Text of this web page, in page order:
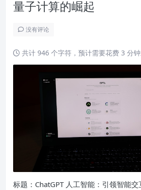
量子计算的崛起
没有评论
共计 946 个字符，预计需要花费 3 分钟
标题：ChatGPT 人工智能：引领智能交